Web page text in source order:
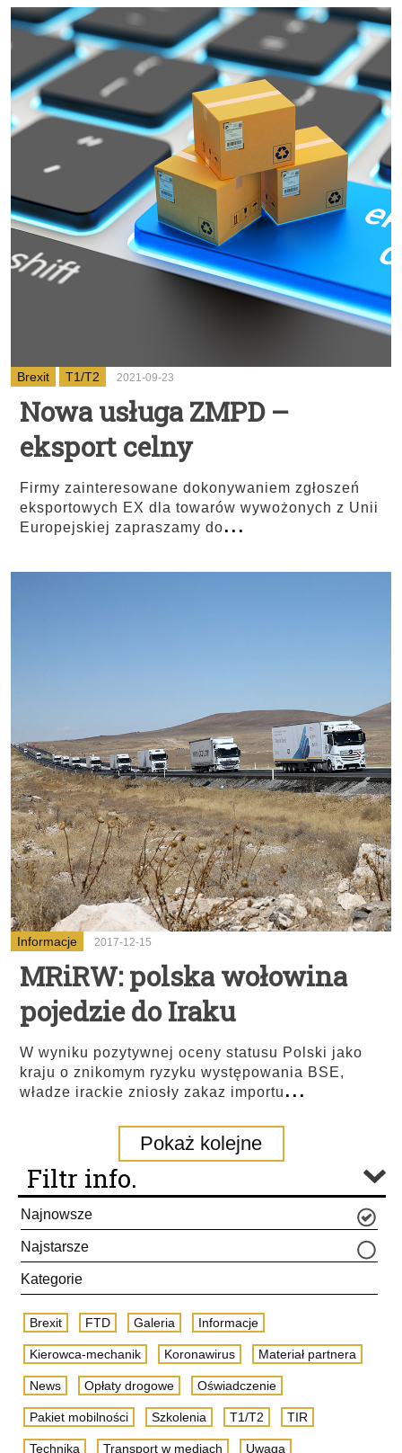
Brexit T1/T2 2021-09-23
Nowa usługa ZMPD –
eksport celny
Firmy zainteresowane dokonywaniem zgłoszeń
eksportowych EX dla towarów wywożonych z Unii
Europejskiej zapraszamy do...
Informacje 2017-12-15
MRiRW: polska wołowina
pojedzie do Iraku
W wyniku pozytywnej oceny statusu Polski jako
kraju o znikomym ryzyku występowania BSE,
władze irackie zniosły zakaz importu ...
Pokaż kolejne
Filtr info.
Najnowsze
Najstarsze
Kategorie
Brexit FTD Galeria Informacje
Kierowca-mechanik Koronawirus Materiał partnera
News Opłaty drogowe Oświadczenie
Pakiet mobilności Szkolenia T1/T2 TIR
Technika Transport w mediach Uwaga